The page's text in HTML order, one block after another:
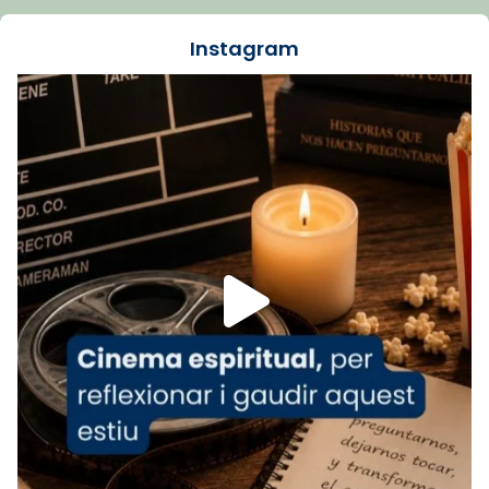
Recupera l'entrevista comp
Vatican
tican News 👇
www.vaticannews.va/es/iglesia/news/2026-
07/carmina-historia-depresion-papa-viaje-
espana-testimoni...
Foto
View on Facebook · Share
Arquebisbat de Barcelona
2 weeks ago
«Avui les santes Juliana i Semproniana ens
ajuden a alçar la mirada»
Mons. Sergi Gordo, bisbe de Tortosa, ha
Instagram